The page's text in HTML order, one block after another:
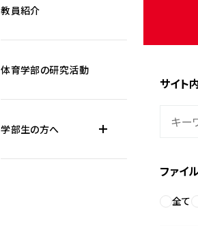
サイト
ファイ
全て
教員紹介
体育学部の研究活動
学部生の方へ